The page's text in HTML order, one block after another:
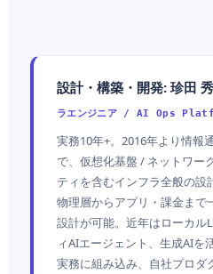
設計・構築・開発: 珍田
ラエンジニア / AI Ops
実務10年+。2016年より情報
で、仮想化基盤 / ネットワー
ティを含むインフラ全般の設
物理層からアプリ・課金まで
設計が可能。近年はローカル
ィAIエージェント、生成AIを
実務に組み込み、自社プロダ